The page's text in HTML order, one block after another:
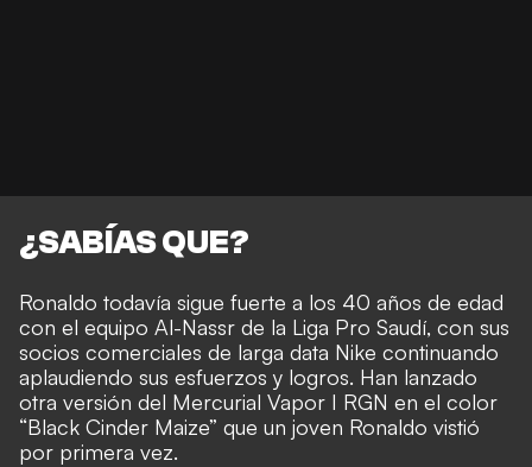
¿SABÍAS QUE?
Ronaldo todavía sigue fuerte a los 40 años de edad
con el equipo Al-Nassr de la Liga Pro Saudí, con sus
socios comerciales de larga data Nike continuando
aplaudiendo sus esfuerzos y logros. Han lanzado
otra versión del Mercurial Vapor I RGN en el color
“Black Cinder Maize” que un joven Ronaldo vistió
por primera vez.